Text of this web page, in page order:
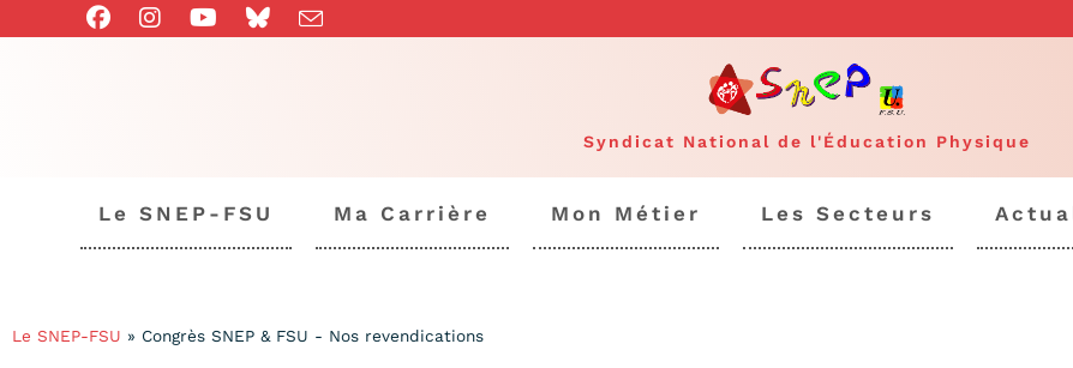
Syndicat National de l'Éducation Physique
Le SNEP-FSU Ma Carrière Mon Métier Les Secteurs
Le SNEP-FSU » Congrès SNEP & FSU - Nos revendications